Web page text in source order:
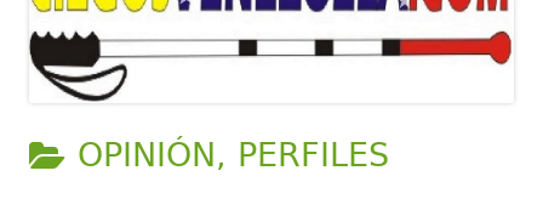
CATEGORÍA:
OPINIÓN, PERFILES